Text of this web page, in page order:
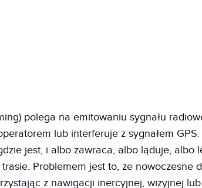
polega na emitowaniu sygnału
lub interferuje z sygnałem
jest, i albo zawraca, albo ląduje, albo
Problemem jest to, że nowoczesne
z nawigacji inercyjnej, wizyjnej